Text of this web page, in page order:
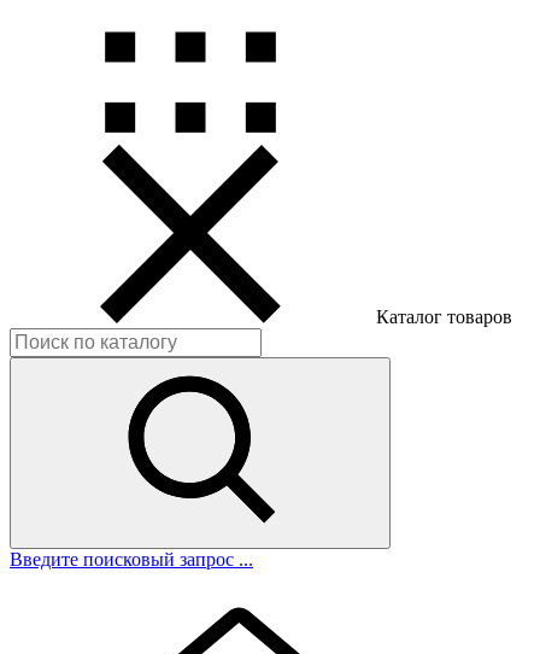
Каталог товаров
Введите поисковый запрос ...